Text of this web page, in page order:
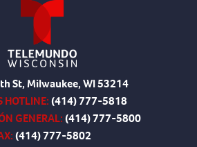
St, Milwaukee, WI 53214
HOTLINE:(414) 777-5818
GENERAL:(414) 777-5800
(414) 777-5802